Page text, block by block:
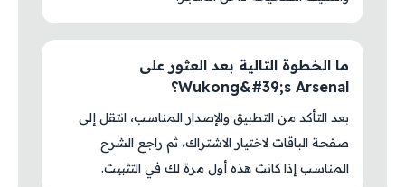
ما الخطوة التالية بعد العثور على
Wukong&#39;s Arsenal؟
بعد التأكد من التطبيق والإصدار المناسب، انتقل إلى
صفحة الباقات لاختيار الاشتراك، ثم راجع الشرح
المناسب إذا كانت هذه أول مرة لك في التثبيت.